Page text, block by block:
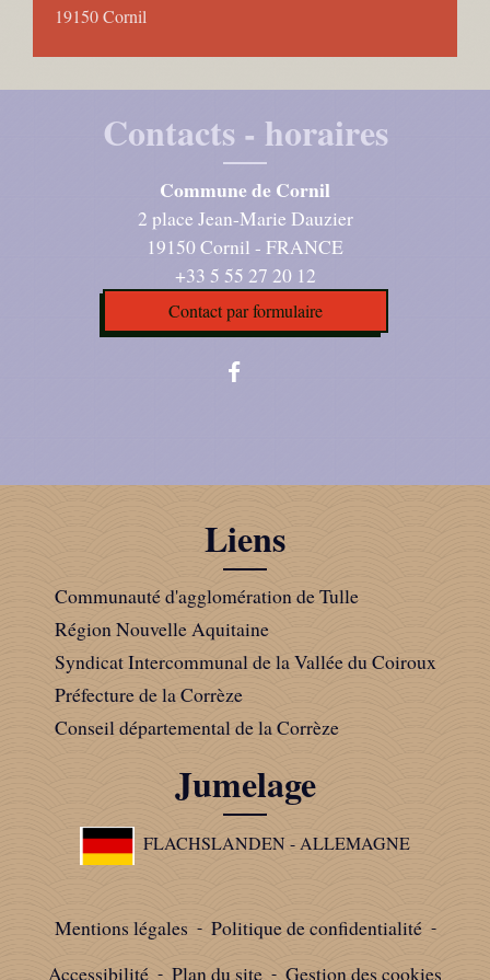
19150 Cornil
Contacts - horaires
Commune de Cornil
2 place Jean-Marie Dauzier
19150 Cornil - FRANCE
+33 5 55 27 20 12
Contact par formulaire
Liens
Communauté d'agglomération de Tulle
Région Nouvelle Aquitaine
Syndicat Intercommunal de la Vallée du Coiroux
Préfecture de la Corrèze
Conseil départemental de la Corrèze
Jumelage
FLACHSLANDEN - ALLEMAGNE
Mentions légales - Politique de confidentialité -
Accessibilité - Plan du site - Gestion des cookies